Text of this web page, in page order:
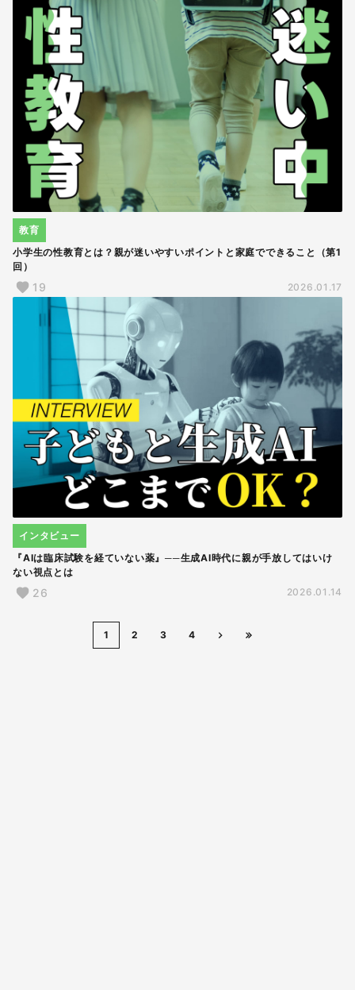
小学生の性教育とは？親が迷いやすいポイントと家庭でできること（第1
回）
教育
19 2026.01.17
『AIは臨床試験を経ていない薬』──生成AI時代に親が手放してはいけ
ない視点とは
インタビュー
26 2026.01.14
1 2 3 4